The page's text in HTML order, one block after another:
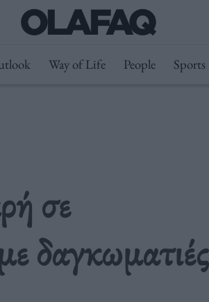
Way of Life People Sports
σε
δαγκωματιές